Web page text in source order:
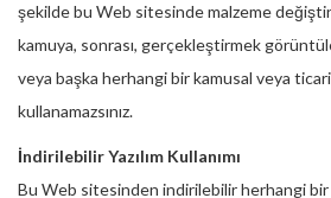
şekilde bu Web sitesinde malzeme
kamuya, sonrası, gerçekleştirmek
veya başka herhangi bir kamusal veya
kullanamazsınız.
İndirilebilir Yazılım Kullanımı
Bu Web sitesinden indirilebilir herhangi bir